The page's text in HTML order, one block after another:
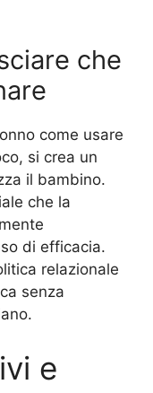
che
come usare
si crea un
il bambino.
che la
di efficacia.
relazionale
senza
e